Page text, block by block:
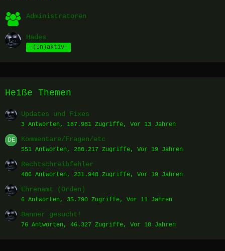
Administratoren
Hades
-(In)aktiv-
Heiße Themen
Updates und Fixes
3 Antworten, 187.981 Zugriffe, Vor 13 Jahren
Kommentare/Fragen/etc
551 Antworten, 280.217 Zugriffe, Vor 19 Jahren
Rechtschreibfehler
406 Antworten, 231.948 Zugriffe, Vor 19 Jahren
Ehrenamt (Orden)
6 Antworten, 35.790 Zugriffe, Vor 11 Jahren
Banner gesucht!
76 Antworten, 46.327 Zugriffe, Vor 18 Jahren